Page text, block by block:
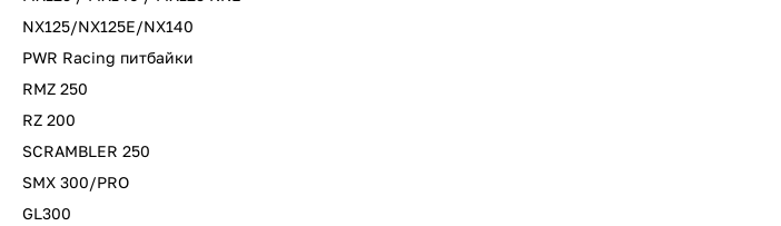
NX125/NX125E/NX140
PWR Racing питбайки
RMZ 250
RZ 200
SCRAMBLER 250
SMX 300/PRO
GL300